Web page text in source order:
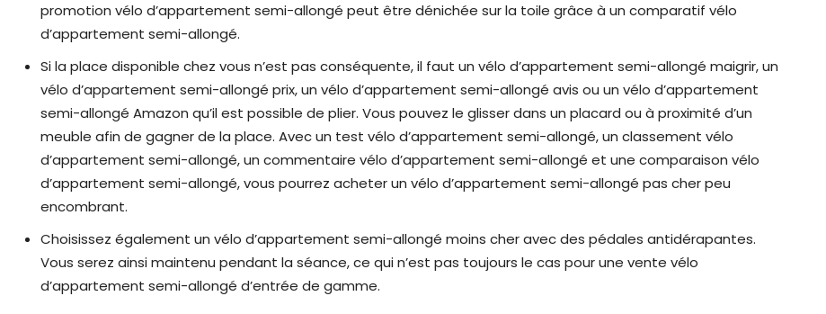
promotion vélo d’appartement semi-allongé peut être dénichée sur la toile grâce à un comparatif vélo
d’appartement semi-allongé.
Si la place disponible chez vous n’est pas conséquente, il faut un vélo d’appartement semi-allongé maigrir, un
vélo d’appartement semi-allongé prix, un vélo d’appartement semi-allongé avis ou un vélo d’appartement
semi-allongé Amazon qu’il est possible de plier. Vous pouvez le glisser dans un placard ou à proximité d’un
meuble afin de gagner de la place. Avec un test vélo d’appartement semi-allongé, un classement vélo
d’appartement semi-allongé, un commentaire vélo d’appartement semi-allongé et une comparaison vélo
d’appartement semi-allongé, vous pourrez acheter un vélo d’appartement semi-allongé pas cher peu
encombrant.
Choisissez également un vélo d’appartement semi-allongé moins cher avec des pédales antidérapantes.
Vous serez ainsi maintenu pendant la séance, ce qui n’est pas toujours le cas pour une vente vélo
d’appartement semi-allongé d’entrée de gamme.